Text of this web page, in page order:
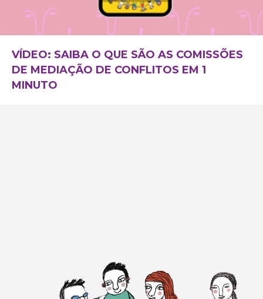
VÍDEO: SAIBA O QUE SÃO AS COMISSÕES
DE MEDIAÇÃO DE CONFLITOS EM 1
MINUTO